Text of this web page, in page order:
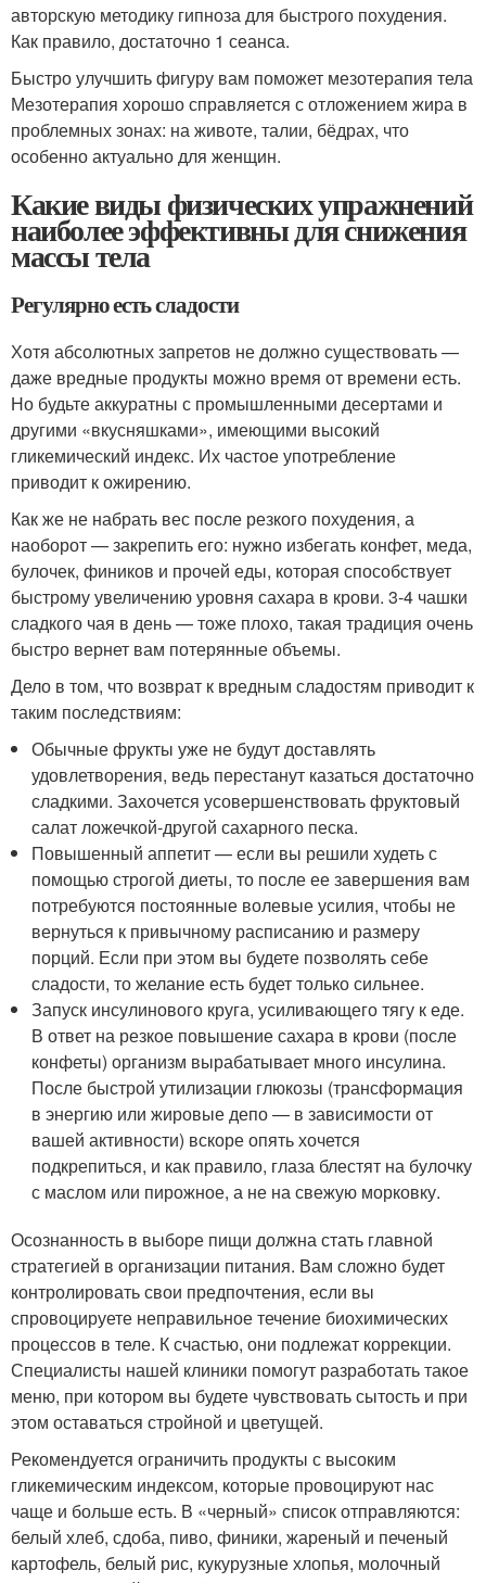
авторскую методику гипноза для быстрого похудения.
Как правило, достаточно 1 сеанса.
Быстро улучшить фигуру вам поможет мезотерапия тела
Мезотерапия хорошо справляется с отложением жира в
проблемных зонах: на животе, талии, бёдрах, что
особенно актуально для женщин.
Какие виды физических упражнений
наиболее эффективны для снижения
массы тела
Регулярно есть сладости
Хотя абсолютных запретов не должно существовать —
даже вредные продукты можно время от времени есть.
Но будьте аккуратны с промышленными десертами и
другими «вкусняшками», имеющими высокий
гликемический индекс. Их частое употребление
приводит к ожирению.
Как же не набрать вес после резкого похудения, а
наоборот — закрепить его: нужно избегать конфет, меда,
булочек, фиников и прочей еды, которая способствует
быстрому увеличению уровня сахара в крови. 3-4 чашки
сладкого чая в день — тоже плохо, такая традиция очень
быстро вернет вам потерянные объемы.
Дело в том, что возврат к вредным сладостям приводит к
таким последствиям:
Обычные фрукты уже не будут доставлять
удовлетворения, ведь перестанут казаться достаточно
сладкими. Захочется усовершенствовать фруктовый
салат ложечкой-другой сахарного песка.
Повышенный аппетит — если вы решили худеть с
помощью строгой диеты, то после ее завершения вам
потребуются постоянные волевые усилия, чтобы не
вернуться к привычному расписанию и размеру
порций. Если при этом вы будете позволять себе
сладости, то желание есть будет только сильнее.
Запуск инсулинового круга, усиливающего тягу к еде.
В ответ на резкое повышение сахара в крови (после
конфеты) организм вырабатывает много инсулина.
После быстрой утилизации глюкозы (трансформация
в энергию или жировые депо — в зависимости от
вашей активности) вскоре опять хочется
подкрепиться, и как правило, глаза блестят на булочку
с маслом или пирожное, а не на свежую морковку.
Осознанность в выборе пищи должна стать главной
стратегией в организации питания. Вам сложно будет
контролировать свои предпочтения, если вы
спровоцируете неправильное течение биохимических
процессов в теле. К счастью, они подлежат коррекции.
Специалисты нашей клиники помогут разработать такое
меню, при котором вы будете чувствовать сытость и при
этом оставаться стройной и цветущей.
Рекомендуется ограничить продукты с высоким
гликемическим индексом, которые провоцируют нас
чаще и больше есть. В «черный» список отправляются:
белый хлеб, сдоба, пиво, финики, жареный и печеный
картофель, белый рис, кукурузные хлопья, молочный